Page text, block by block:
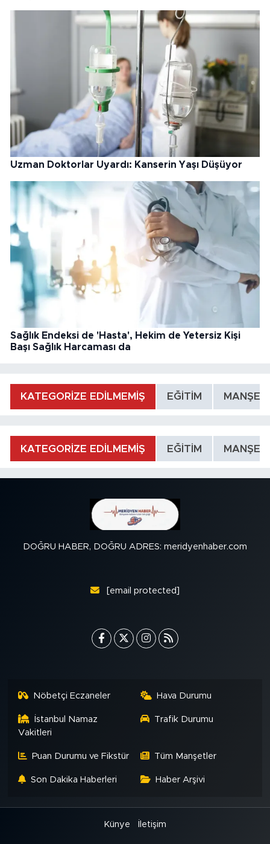
Uzman Doktorlar Uyardı: Kanserin Yaşı Düşüyor
Sağlık Endeksi de 'Hasta', Hekim de Yetersiz Kişi
Başı Sağlık Harcaması da
KATEGORİZE EDİLMEMİŞ EĞİTİM MANŞET
KATEGORİZE EDİLMEMİŞ EĞİTİM MANŞET
DOĞRU HABER, DOĞRU ADRES: meridyenhaber.com
[email protected]
Nöbetçi Eczaneler Hava Durumu
İstanbul Namaz
Vakitleri
Trafik Durumu
Puan Durumu ve Fikstür Tüm Manşetler
Son Dakika Haberleri Haber Arşivi
Künye İletişim